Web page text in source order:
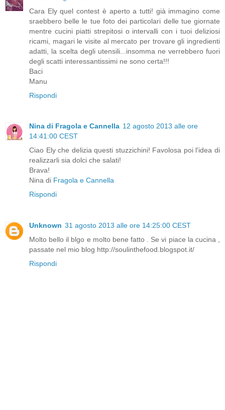
Cara Ely quel contest è aperto a tutti! già immagino come
sraebbero belle le tue foto dei particolari delle tue giornate
mentre cucini piatti strepitosi o intervalli con i tuoi deliziosi
ricami, magari le visite al mercato per trovare gli ingredienti
adatti, la scelta degli utensili...insomma ne verrebbero fuori
degli scatti interessantissimi ne sono certa!!!
Baci
Manu
Rispondi
Nina di Fragola e Cannella 12 agosto 2013 alle ore
14:41:00 CEST
Ciao Ely che delizia questi stuzzichini! Favolosa poi l'idea di
realizzarli sia dolci che salati!
Brava!
Nina di Fragola e Cannella
Rispondi
Unknown 31 agosto 2013 alle ore 14:25:00 CEST
Molto bello il blgo e molto bene fatto . Se vi piace la cucina ,
passate nel mio blog http://soulinthefood.blogspot.it/
Rispondi